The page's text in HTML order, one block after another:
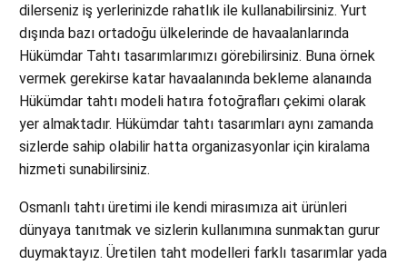
dilerseniz iş yerlerinizde rahatlık ile kullanabilirsiniz. Yurt
dışında bazı ortadoğu ülkelerinde de havaalanlarında
Hükümdar Tahtı tasarımlarımızı görebilirsiniz. Buna örnek
vermek gerekirse katar havaalanında bekleme alanaında
Hükümdar tahtı modeli hatıra fotoğrafları çekimi olarak
yer almaktadır. Hükümdar tahtı tasarımları aynı zamanda
sizlerde sahip olabilir hatta organizasyonlar için kiralama
hizmeti sunabilirsiniz.
Osmanlı tahtı üretimi ile kendi mirasımıza ait ürünleri
dünyaya tanıtmak ve sizlerin kullanımına sunmaktan gurur
duymaktayız. Üretilen taht modelleri farklı tasarımlar yada